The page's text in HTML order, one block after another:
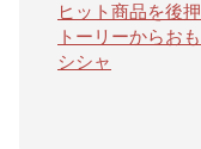
ヒット商品を後
トーリーからお
シシャ